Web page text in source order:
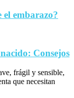
embarazo?
Consejos
frágil y sensible,
que necesitan